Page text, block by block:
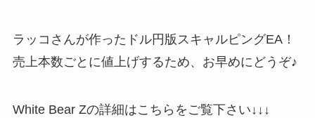
ラッコさんが作ったドル円版スキャルピングEA！
売上本数ごとに値上げするため、お早めにどうぞ♪
White Bear Zの詳細はこちらをご覧下さい↓↓↓